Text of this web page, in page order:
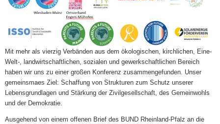
Mit mehr als vierzig Verbänden aus dem ökologischen, kirchlichen, Eine-
Welt-, landwirtschaftlichen, sozialen und gewerkschaftlichen Bereich
haben wir uns zu einer großen Konferenz zusammengefunden. Unser
gemeinsmaes Ziel: Schaffung von Strukturen zum Schutz unserer
Lebensgrundlagen und Stärkung der Zivilgesellschaft, des Gemeinwohls
und der Demokratie.
Ausgehend von einem offenen Brief des BUND Rheinland-Pfalz an die